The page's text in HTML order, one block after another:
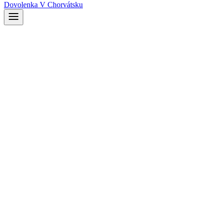
Dovolenka V Chorvátsku